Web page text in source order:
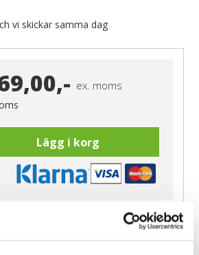
vi skickar samma dag
ex. moms
Lägg i korg